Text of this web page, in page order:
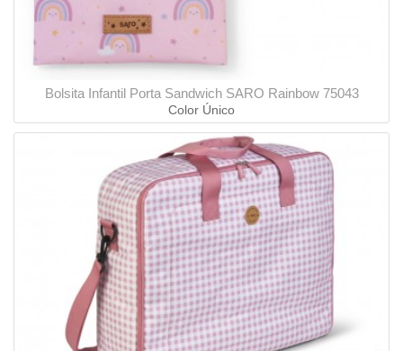
Bolsita Infantil Porta Sandwich SARO Rainbow 75043
Color Único